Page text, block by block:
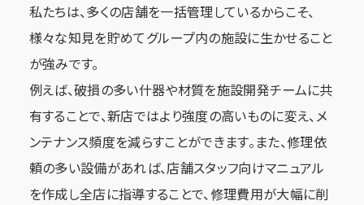
私たちは、多くの店舗を一括管理しているからこそ、
様々な知見を貯めてグループ内の施設に生かせること
が強みです。
例えば、破損の多い什器や材質を施設開発チームに共
有することで、新店ではより強度の高いものに変え、メ
ンテナンス頻度を減らすことができます。また、修理依
頼の多い設備があれば、店舗スタッフ向けマニュアル
を作成し全店に指導することで、修理費用が大幅に削